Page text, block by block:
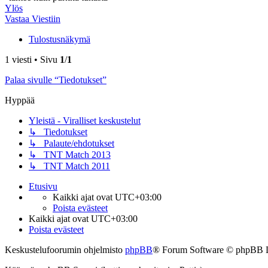
Ylös
Vastaa Viestiin
Tulostusnäkymä
1 viesti • Sivu 1/1
Palaa sivulle “Tiedotukset”
Hyppää
Yleistä - Viralliset keskustelut
↳ Tiedotukset
↳ Palaute/ehdotukset
↳ TNT Match 2013
↳ TNT Match 2011
Etusivu
Kaikki ajat ovat UTC+03:00
Poista evästeet
Kaikki ajat ovat UTC+03:00
Poista evästeet
Keskustelufoorumin ohjelmisto phpBB® Forum Software © phpBB